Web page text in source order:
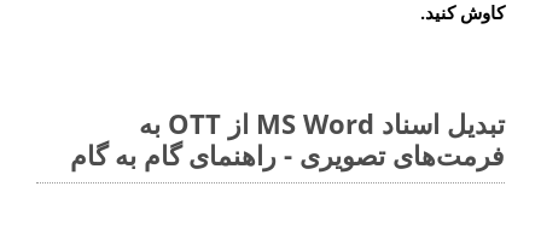
کاوش کنید.
تبدیل اسناد MS Word از OTT به
فرمت‌های تصویری - راهنمای گام به گام